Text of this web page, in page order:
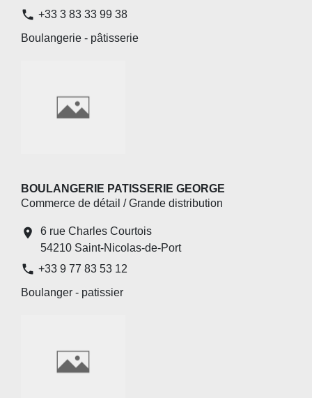
phone +33 3 83 33 99 38
Boulangerie - pâtisserie
BOULANGERIE PATISSERIE GEORGE
Commerce de détail / Grande distribution
location_on
6 rue Charles Courtois
54210 Saint-Nicolas-de-Port
phone +33 9 77 83 53 12
Boulanger - patissier